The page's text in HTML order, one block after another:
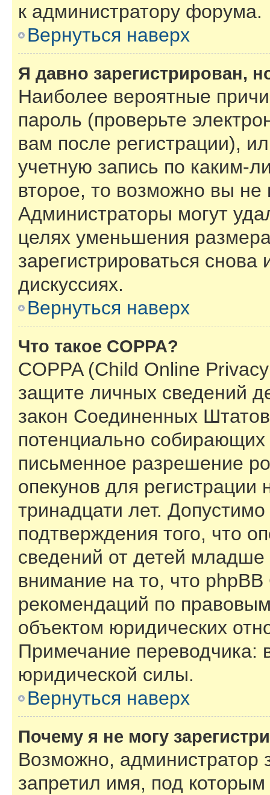
к администратору форума.
Вернуться наверх
Я давно зарегистрирован,
Наиболее вероятные
пароль (проверьте
вам после регистрации),
учетную запись по каким-
второе, то возможно вы
Администраторы могут
целях уменьшения
зарегистрироваться снова
дискуссиях.
Вернуться наверх
Что такое COPPA?
COPPA (Child Online
защите личных сведений
закон Соединенных
потенциально
письменное разрешение
опекунов для
тринадцати лет.
подтверждения того, что
сведений от детей младше
внимание на то, что
рекомендаций по
объектом юридических
Примечание переводчика:
юридической силы.
Вернуться наверх
Почему я не могу
Возможно, администратор
запретил имя, под